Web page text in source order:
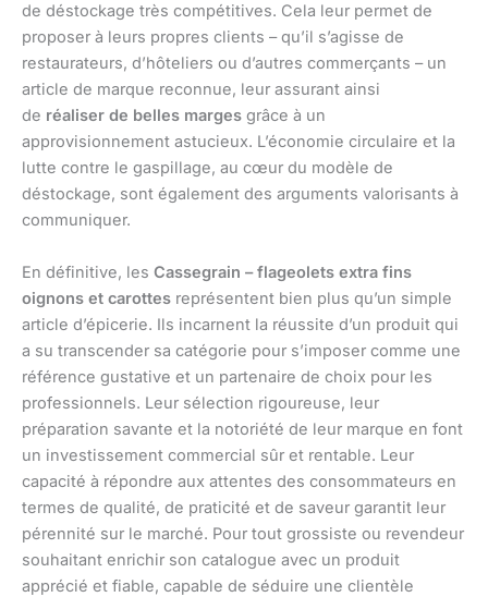
de déstockage très compétitives. Cela leur permet de
proposer à leurs propres clients – qu’il s’agisse de
restaurateurs, d’hôteliers ou d’autres commerçants – un
article de marque reconnue, leur assurant ainsi
de réaliser de belles marges grâce à un
approvisionnement astucieux. L’économie circulaire et la
lutte contre le gaspillage, au cœur du modèle de
déstockage, sont également des arguments valorisants à
communiquer.
En définitive, les Cassegrain – flageolets extra fins
oignons et carottes représentent bien plus qu’un simple
article d’épicerie. Ils incarnent la réussite d’un produit qui
a su transcender sa catégorie pour s’imposer comme une
référence gustative et un partenaire de choix pour les
professionnels. Leur sélection rigoureuse, leur
préparation savante et la notoriété de leur marque en font
un investissement commercial sûr et rentable. Leur
capacité à répondre aux attentes des consommateurs en
termes de qualité, de praticité et de saveur garantit leur
pérennité sur le marché. Pour tout grossiste ou revendeur
souhaitant enrichir son catalogue avec un produit
apprécié et fiable, capable de séduire une clientèle